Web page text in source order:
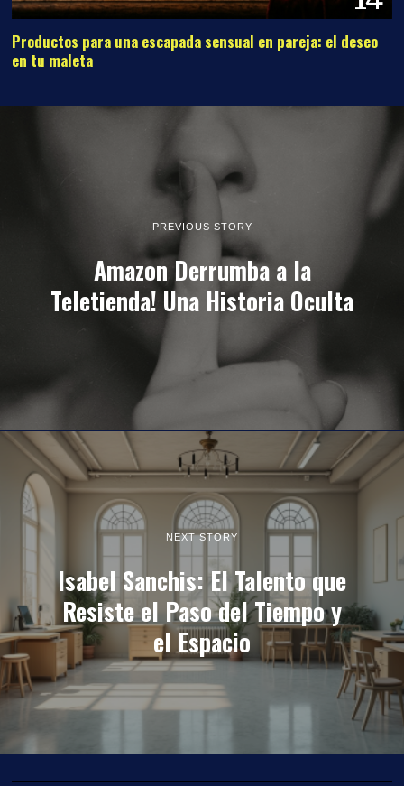
Productos para una escapada sensual en pareja: el deseo
en tu maleta
PREVIOUS STORY
Amazon Derrumba a la
Teletienda! Una Historia Oculta
NEXT STORY
Isabel Sanchis: El Talento que
Resiste el Paso del Tiempo y
el Espacio